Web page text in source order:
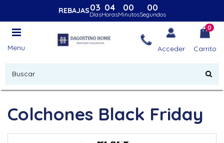
REBAJAS03
Días
04
Horas
00
Minutos
00
Segundos
Menu Acceder
0
Carrito
Colchones Black Friday